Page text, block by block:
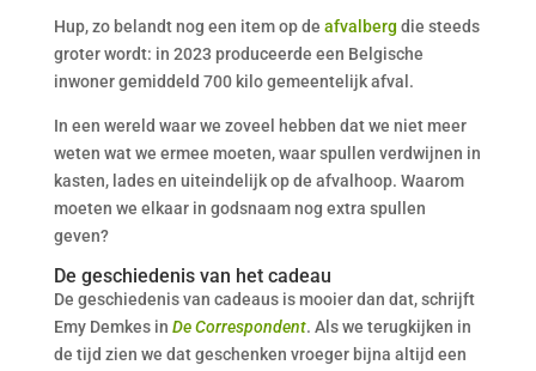
Hup, zo belandt nog een item op de afvalberg die steeds
groter wordt: in 2023 produceerde een Belgische
inwoner gemiddeld 700 kilo gemeentelijk afval.
In een wereld waar we zoveel hebben dat we niet meer
weten wat we ermee moeten, waar spullen verdwijnen in
kasten, lades en uiteindelijk op de afvalhoop. Waarom
moeten we elkaar in godsnaam nog extra spullen
geven?
De geschiedenis van het cadeau
De geschiedenis van cadeaus is mooier dan dat, schrijft
Emy Demkes in De Correspondent. Als we terugkijken in
de tijd zien we dat geschenken vroeger bijna altijd een